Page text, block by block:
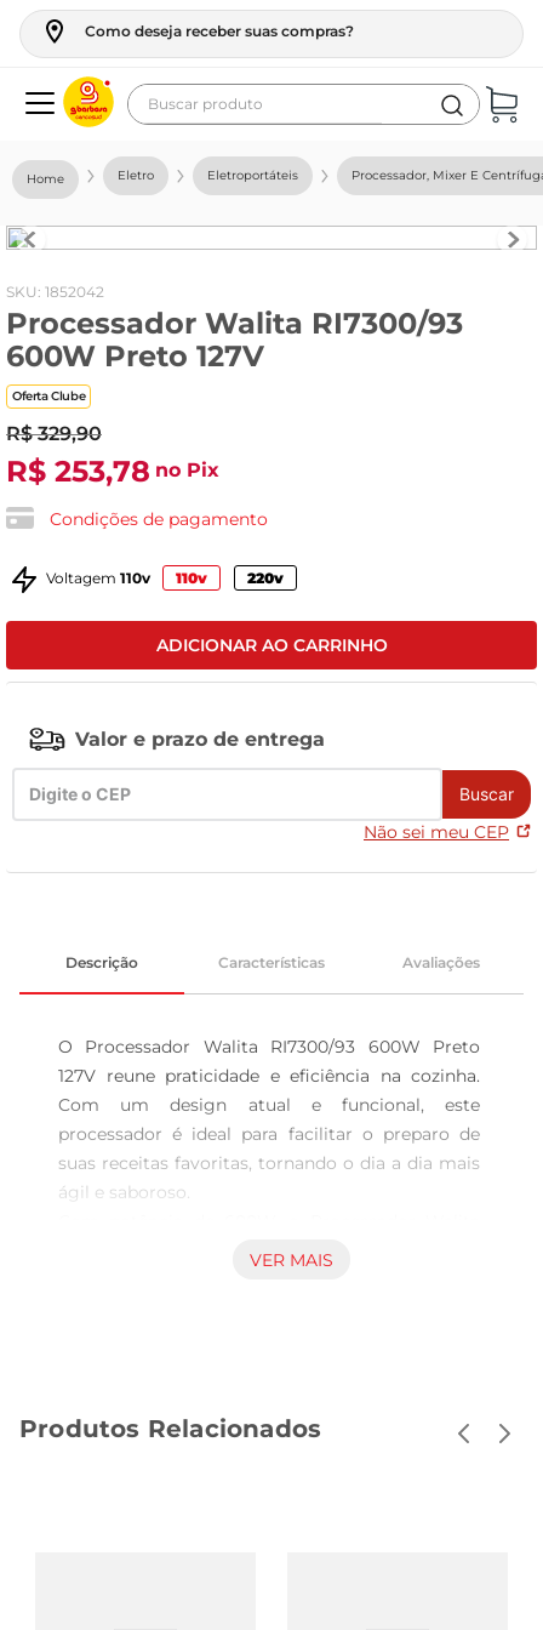
Como deseja receber suas compras?
Buscar produto
Eletro Eletroportáteis Processador, Mixer E
: 1852042
Processador Walita RI7300/93
600W Preto 127V
Oferta Clube
R$ 329,90
R$ 253,78 no Pix
Condições de pagamento
Voltagem 110v 110v 220v
ADICIONAR AO CARRINHO
Valor e prazo de entrega
Buscar
Não sei meu CEP
Descrição Características Avaliações
O Processador Walita RI7300/93 600W Preto
127V reune praticidade e eficiência na cozinha.
Com um design atual e funcional, este
processador é ideal para facilitar o preparo de
suas receitas favoritas, tornando o dia a dia mais
ágil e saboroso.
garante um desempenho excepcional,
sem ocupar muito lugar.
VER MAIS
Produtos Relacionados
geladeira
fogao
café
cerveja
frango
leite
leite pó
celular